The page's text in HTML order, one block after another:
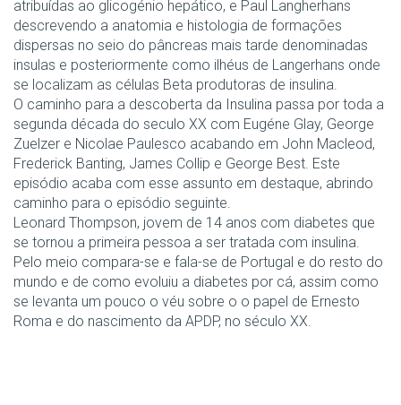
atribuídas ao glicogénio hepático, e Paul Langherhans
descrevendo a anatomia e histologia de formações
dispersas no seio do pâncreas mais tarde denominadas
insulas e posteriormente como ilhéus de Langerhans onde
se localizam as células Beta produtoras de insulina.
O caminho para a descoberta da Insulina passa por toda a
segunda década do seculo XX com Eugéne Glay, George
Zuelzer e Nicolae Paulesco acabando em John Macleod,
Frederick Banting, James Collip e George Best. Este
episódio acaba com esse assunto em destaque, abrindo
caminho para o episódio seguinte.
Leonard Thompson, jovem de 14 anos com diabetes que
se tornou a primeira pessoa a ser tratada com insulina.
Pelo meio compara-se e fala-se de Portugal e do resto do
mundo e de como evoluiu a diabetes por cá, assim como
se levanta um pouco o véu sobre o o papel de Ernesto
Roma e do nascimento da APDP, no século XX.